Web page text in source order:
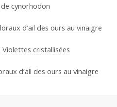
cynorhodon
d’ail des ours au vinaigre
Violettes cristallisées
d’ail des ours au vinaigre